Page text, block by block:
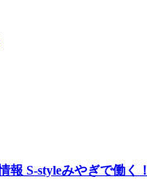
報 S-styleみやぎで働く！